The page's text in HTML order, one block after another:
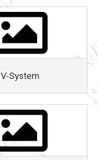
V-System